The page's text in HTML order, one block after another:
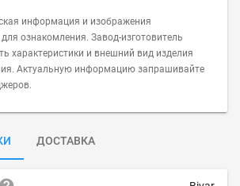
информация и изображения
ознакомления. Завод-изготовитель
характеристики и внешний вид изделия
Актуальную информацию запрашивайте
ДОСТАВКА